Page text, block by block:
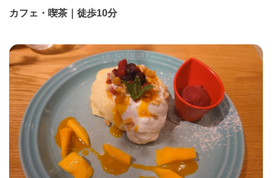
カフェ・喫茶 徒歩10分